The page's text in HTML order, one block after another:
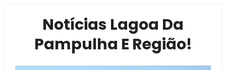
Notícias Lagoa Da
Pampulha E Região!